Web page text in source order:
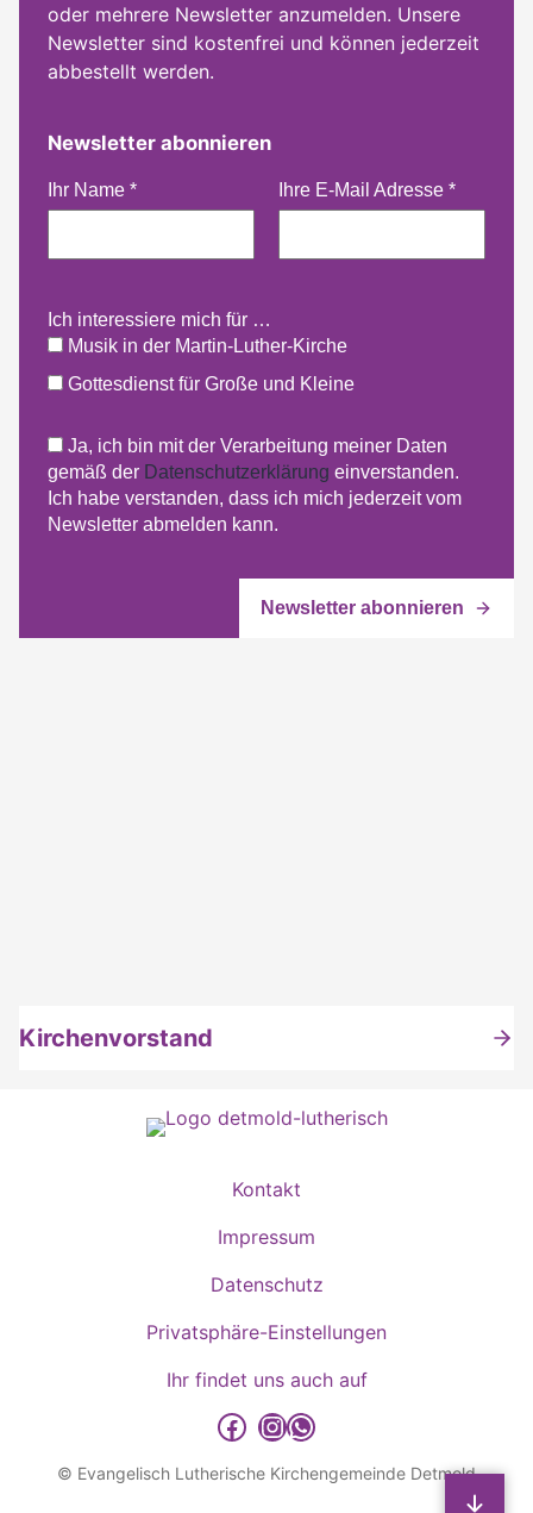
oder mehrere Newsletter anzumelden. Unsere
Newsletter sind kostenfrei und können jederzeit
abbestellt werden.
Newsletter abonnieren
Ihr Name * Ihre E-Mail Adresse *
Ich interessiere mich für …
Musik in der Martin-Luther-Kirche
Gottesdienst für Große und Kleine
Ja, ich bin mit der Verarbeitung meiner Daten
gemäß der Datenschutzerklärung einverstanden.
Ich habe verstanden, dass ich mich jederzeit vom
Newsletter abmelden kann.
Kirchenvorstand
Kontakt
Impressum
Datenschutz
Privatsphäre-Einstellungen
Ihr findet uns auch auf
detmold-lutherisch auf Facebook
detmold-lutherisch auf Instagram
detmold-lutherisch auf WhatsApp
© Evangelisch Lutherische Kirchengemeinde Detmold